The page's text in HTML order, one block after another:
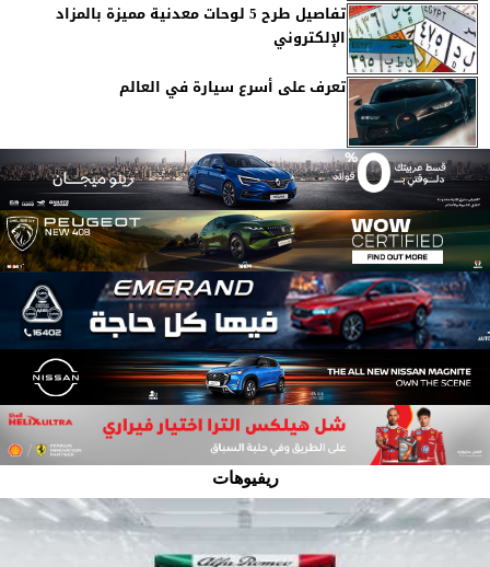
تفاصيل طرح 5 لوحات معدنية مميزة بالمزاد
الإلكتروني
تعرف على أسرع سيارة في العالم
ريفيوهات